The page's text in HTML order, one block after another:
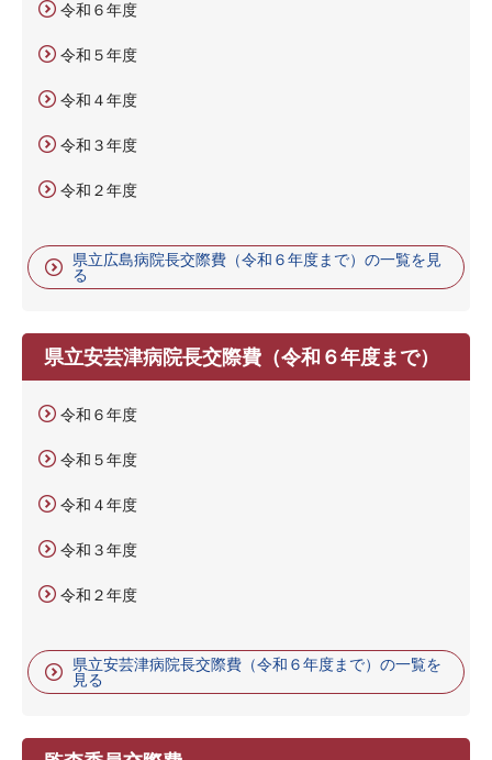
令和６年度
令和５年度
令和４年度
令和３年度
令和２年度
県立広島病院長交際費（令和６年度まで）の一覧を見
る
県立安芸津病院長交際費（令和６年度まで）
令和６年度
令和５年度
令和４年度
令和３年度
令和２年度
県立安芸津病院長交際費（令和６年度まで）の一覧を
見る